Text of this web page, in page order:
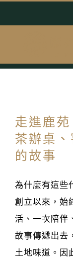
to
走進鹿
茶辦桌
的故事
為什麼有這些
創立以來，始
活、一次陪伴
故事傳遞出去
土地味道。因